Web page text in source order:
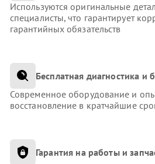
Используются оригинальные
специалисты, что гарантирует
гарантийных обязательств
Бесплатная диагностика и
Современное оборудование и
восстановление в кратчайшие
Гарантия на работы и